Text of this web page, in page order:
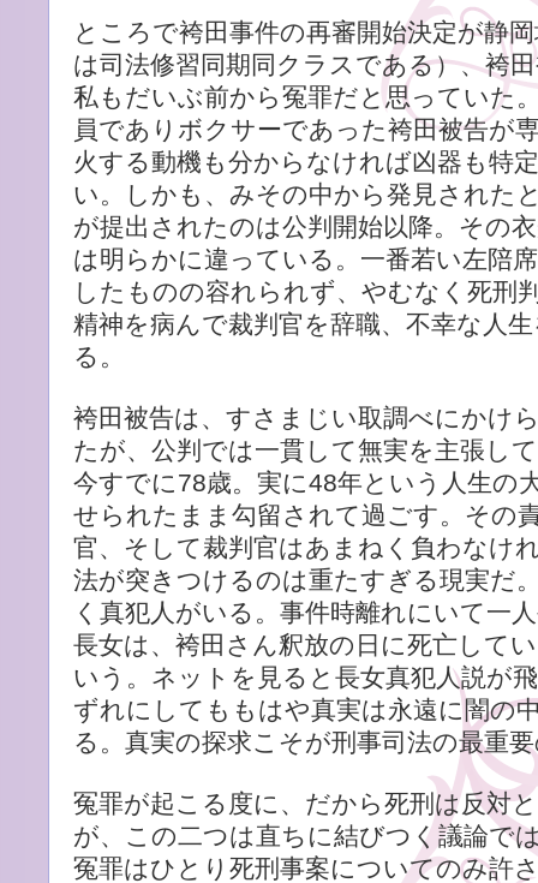
ところで袴田事件の再審開始決定が静
は司法修習同期同クラスである）、袴
私もだいぶ前から冤罪だと思っていた
員でありボクサーであった袴田被告が
火する動機も分からなければ凶器も特
い。しかも、みその中から発見された
が提出されたのは公判開始以降。その
は明らかに違っている。一番若い左陪
したものの容れられず、やむなく死刑
精神を病んで裁判官を辞職、不幸な人
る。
袴田被告は、すさまじい取調べにかけ
たが、公判では一貫して無実を主張し
今すでに78歳。実に48年という人生の
せられたまま勾留されて過ごす。その
官、そして裁判官はあまねく負わなけ
法が突きつけるのは重たすぎる現実だ
く真犯人がいる。事件時離れにいて一
長女は、袴田さん釈放の日に死亡して
いう。ネットを見ると長女真犯人説が
ずれにしてももはや真実は永遠に闇の
る。真実の探求こそが刑事司法の最重
冤罪が起こる度に、だから死刑は反対
が、この二つは直ちに結びつく議論で
冤罪はひとり死刑事案についてのみ許